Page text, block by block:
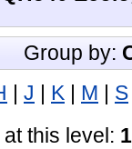
Group by:
J K M S
this level: